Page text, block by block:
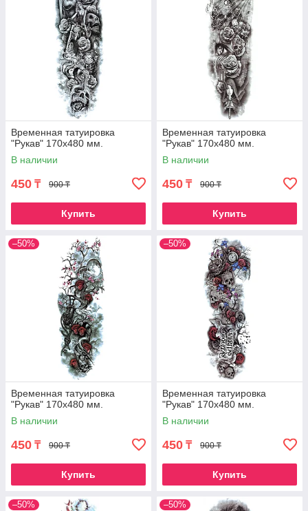
Временная татуировка
"Рукав" 170х480 мм.
В наличии
450 ₸ 900 ₸
Купить
Временная татуировка
"Рукав" 170х480 мм.
В наличии
450 ₸ 900 ₸
Купить
–50%
Временная татуировка
"Рукав" 170х480 мм.
В наличии
450 ₸ 900 ₸
Купить
–50%
Временная татуировка
"Рукав" 170х480 мм.
В наличии
450 ₸ 900 ₸
Купить
–50% –50%